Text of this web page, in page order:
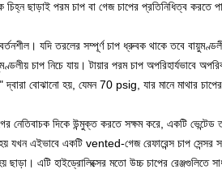
চিহ্ন ছাড়াই পরম চাপ বা গেজ চাপের প্রতিনিধিত্ব করতে
যদি তরলের সম্পূর্ণ চাপ ধ্রুবক থাকে তবে
চাপ নিচে যায়। টায়ার পরম চাপ অপরিহার্যভাবে
দ্বারা বোঝানো হয়, যেমন 70 psig, যার মানে মাথার
নেতিবাচক দিকে উন্মুক্ত করতে সক্ষম করে, একটি
যখন এইভাবে একটি vented-গেজ রেফারেন্স চাপ সেন্সর
ছাড়া। এটি হাইড্রোলিক্সের মতো উচ্চ চাপের রেঞ্জগুলিতে